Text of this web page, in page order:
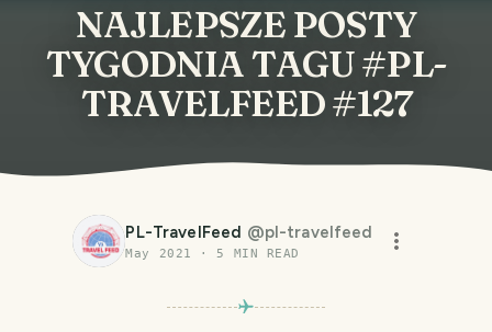
NAJLEPSZE POSTY
TYGODNIA TAGU #PL-
TRAVELFEED #127
PL-TravelFeed @pl-travelfeed
May 2021 ·5 MIN READ